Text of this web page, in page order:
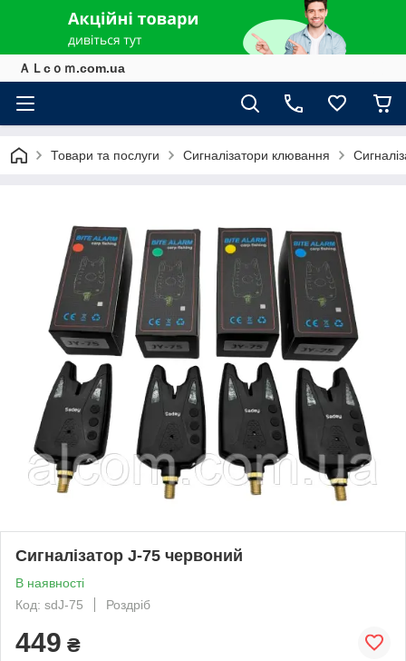
ＡＬcｏｍ.com.ua
Товари та послуги Сигналізатори клювання
Сигналізатор J-75 червоний
В наявності
Код: sdJ-75
Роздріб
449 ₴